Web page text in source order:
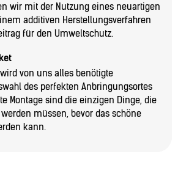
wir mit der Nutzung eines neuartigen
additiven Herstellungsverfahren
für den Umweltschutz.
von uns alles benötigte
des perfekten Anbringungsortes
Montage sind die einzigen Dinge, die
müssen, bevor das schöne
kann.